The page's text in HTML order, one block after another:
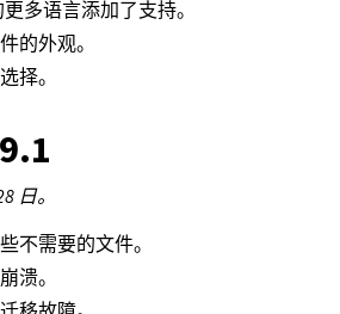
多语言添加了支持。
的外观。
择。
日。
不需要的文件。
溃。